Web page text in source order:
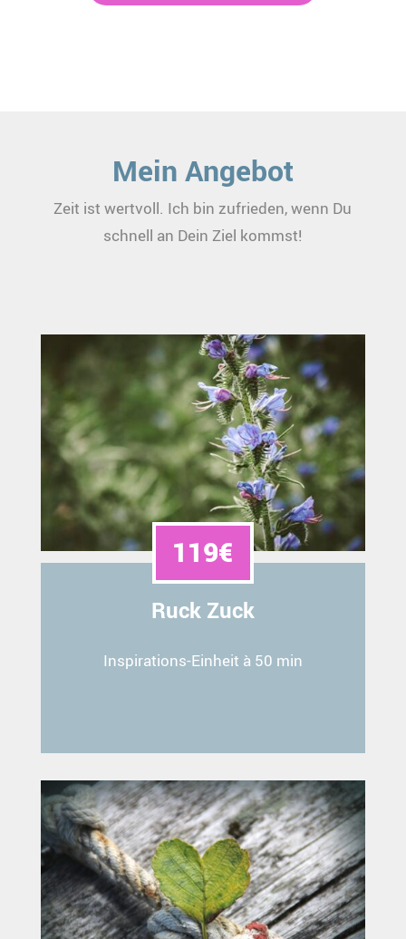
Mein Angebot
Zeit ist wertvoll. Ich bin zufrieden, wenn Du
schnell an Dein Ziel kommst!
119€
Ruck Zuck
Inspirations-Einheit à 50 min